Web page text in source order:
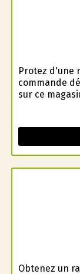
Profitez
commande
sur ce
Obtenez un